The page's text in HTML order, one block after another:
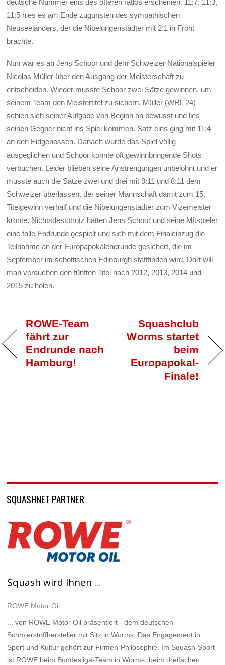
deutsche Nummer eins des öfteren ratlos erscheinen. 11:7, 11:3,
11:5 hies es am Ende zugunsten des sympathischen
Neuseeländers, der die Nibelungenstädter mit 2:1 in Front
brachte.
Nun war es an Jens Schoor und dem Schweizer Nationalspieler
Nicolas Müller über den Ausgang der Meisterschaft zu
entscheiden. Wieder musste Schoor zwei Sätze gewinnen, um
seinem Team den Meistertitel zu sichern. Müller (WRL 24)
schien sich seiner Aufgabe von Beginn an bewusst und lies
seinen Gegner nicht ins Spiel kommen. Satz eins ging mit 11:4
an den Eidgenossen. Danach wurde das Spiel völlig
ausgeglichen und Schoor konnte oft gewinnbringende Shots
verbuchen. Leider blieben seine Anstrengungen unbelohnt und er
musste auch die Sätze zwei und drei mit 9:11 und 8:11 dem
Schweizer überlassen, der seiner Mannschaft damit zum 15.
Titelgewinn verhalf und die Nibelungenstädter zum Vizemeister
krönte. Nichtsdestotrotz hatten Jens Schoor und seine Mitspieler
eine tolle Endrunde gespielt und sich mit dem Finaleinzug die
Teilnahme an der Europapokalendrunde gesichert, die im
September im schottischen Edinburgh stattfinden wird. Dort will
man versuchen den fünften Titel nach 2012, 2013, 2014 und
2015 zu holen.
ROWE-Team
fährt zur
Endrunde nach
Hamburg!
Squashclub
Worms startet
beim
Europapokal-
Finale!
SQUASHNET PARTNER
Squash wird Ihnen ...
ROWE Motor Oil
... von ROWE Motor Oil präsentiert - dem deutschen
Schmierstoffhersteller mit Sitz in Worms. Das Engagement in
Sport und Kultur gehört zur Firmen-Philosophie. Im Squash-Sport
ist ROWE beim Bundesliga-Team in Worms, beim dreifachen